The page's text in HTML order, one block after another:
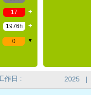
+
+
▼
作日 : 2025 |